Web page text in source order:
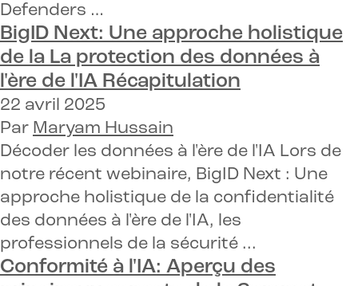
Defenders …
BigID Next: Une approche holistique
de la La protection des données à
l'ère de l'IA Récapitulation
22 avril 2025
Par Maryam Hussain
Décoder les données à l'ère de l'IA Lors de
notre récent webinaire, BigID Next : Une
approche holistique de la confidentialité
des données à l'ère de l'IA, les
professionnels de la sécurité ...
Conformité à l'IA: Aperçu des